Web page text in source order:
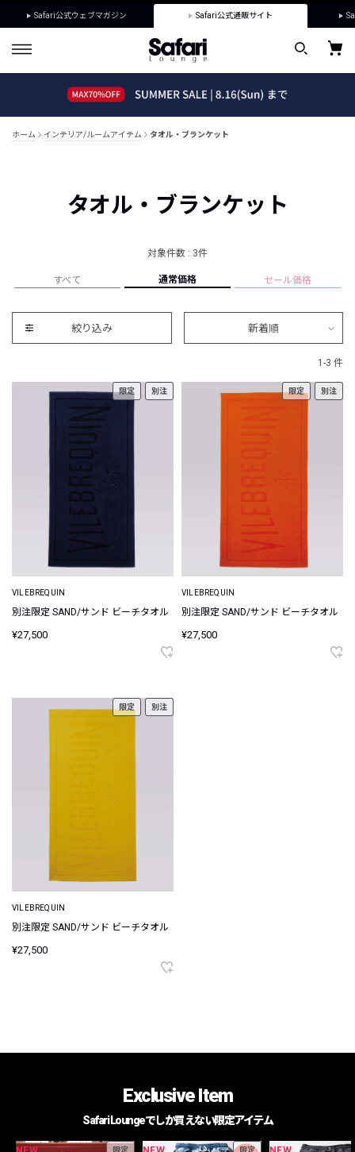
Safari公式ウェブマガジン Safari公式通販サイト
ホーム インテリア/ルームアイテム タオル・ブランケット
タオル・ブランケット
対象件数 : 3件
すべて 通常価格 セール価格
絞り込み 新着順
1-3 件
限定 別注
VILEBREQUIN
別注限定 SAND/サンド ビーチタオル
¥27,500
限定 別注
VILEBREQUIN
別注限定 SAND/サンド ビーチタオル
¥27,500
限定 別注
VILEBREQUIN
別注限定 SAND/サンド ビーチタオル
¥27,500
Exclusive Item
Safari Loungeでしか買えない限定アイテム